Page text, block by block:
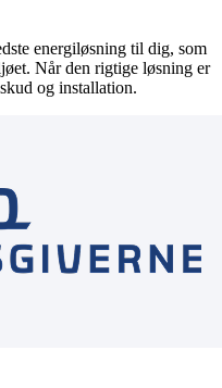
energiløsning til dig, som
Når den rigtige løsning er
og installation.